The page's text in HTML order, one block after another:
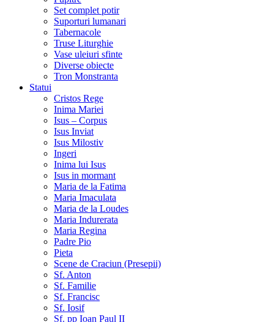
Set complet potir
Suporturi lumanari
Tabernacole
Truse Liturghie
Vase uleiuri sfinte
Diverse obiecte
Tron Monstranta
Statui
Cristos Rege
Inima Mariei
Isus – Corpus
Isus Inviat
Isus Milostiv
Ingeri
Inima lui Isus
Isus in mormant
Maria de la Fatima
Maria Imaculata
Maria de la Loudes
Maria Indurerata
Maria Regina
Padre Pio
Pieta
Scene de Craciun (Presepii)
Sf. Anton
Sf. Familie
Sf. Francisc
Sf. Iosif
Sf. pp Ioan Paul II